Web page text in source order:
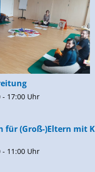
- 17:00 Uhr
für (Groß-)Eltern mit
- 11:00 Uhr